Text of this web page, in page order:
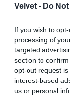
Velvet - Do
If you wish to
processing of
targeted
section to
opt-out request
interest-based
us or personal